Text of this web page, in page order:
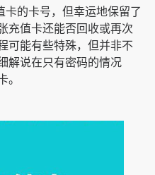
的卡号，但幸运地保留了
充值卡还能否回收或再次
可能有些特殊，但并非不
解说在只有密码的情况
。